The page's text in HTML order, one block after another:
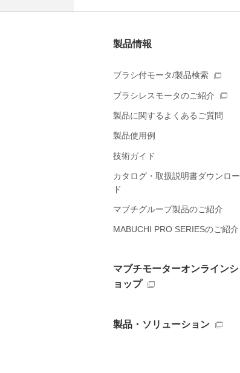
製品情報
ブラシ付モータ/製品検索
ブラシレスモータのご紹介
製品に関するよくあるご質問
製品使用例
技術ガイド
カタログ・取扱説明書ダウンロー
ド
マブチグループ製品のご紹介
MABUCHI PRO SERIESのご紹介
マブチモーターオンラインシ
ョップ
製品・ソリューション